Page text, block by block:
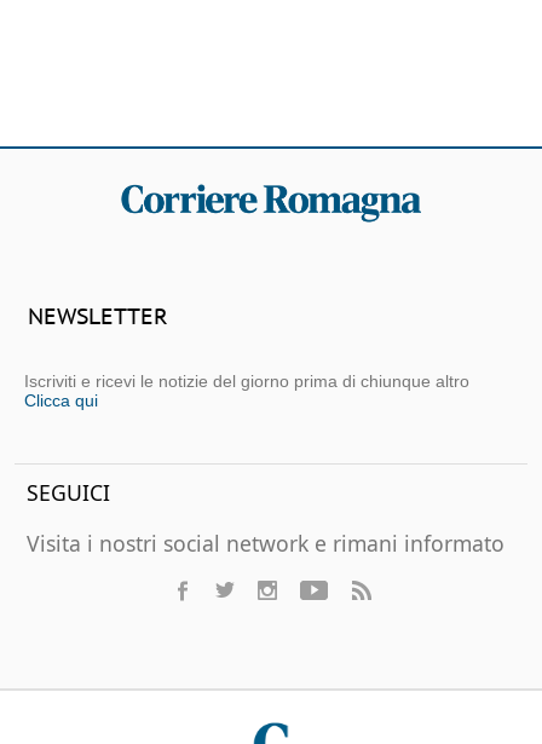
NEWSLETTER
Iscriviti e ricevi le notizie del giorno prima di chiunque altro
Clicca qui
SEGUICI
Visita i nostri social network e rimani informato